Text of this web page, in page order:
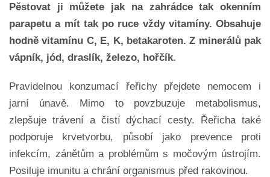
Pěstovat ji můžete jak na zahrádce tak okenním
parapetu a mít tak po ruce vždy vitamíny. Obsahuje
hodně vitamínu C, E, K, betakaroten. Z minerálů pak
vápník, jód, draslík, železo, hořčík.
Pravidelnou konzumací řeřichy přejdete nemocem i
jarní únavě. Mimo to povzbuzuje metabolismus,
zlepšuje trávení a čistí dýchací cesty. Řeřicha také
podporuje krvetvorbu, působí jako prevence proti
infekcím, zánětům a problémům s močovým ústrojím.
Posiluje imunitu a chrání organismus před rakovinou.